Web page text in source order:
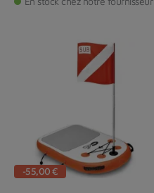
-55,00 €